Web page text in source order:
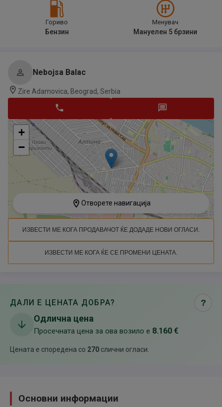
Гориво
Бензин
Менувач
Мануелен 5 брзини
Nebojsa Balac
Zire Adamovica, Beograd, Serbia
+
−
Отворете навигација
ИЗВЕСТИ МЕ КОГА ПРОДАВАЧОТ ЌЕ ДОДАДЕ НОВИ ОГЛАСИ.
ИЗВЕСТИ МЕ КОГА ЌЕ СЕ ПРОМЕНИ ЦЕНАТА.
ДАЛИ Е ЦЕНАТА ДОБРА? ?
Одлична цена
Просечната цена за ова возило е 8.160 €
Цената е споредена со 270 слични огласи
Основни информации